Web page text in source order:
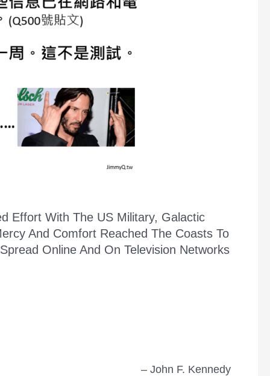
Effort With The US Military, Galactic
And Comfort Reached The Coasts To
Online And On Television Networks
– John F. Kennedy